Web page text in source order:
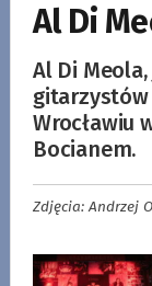
Al Di
Al Di
gitarzystów
Wrocławiu
Bocianem.
Zdjęcia: Andrzej